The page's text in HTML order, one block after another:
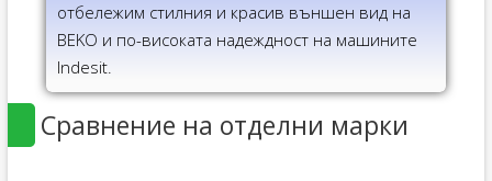
отбележим стилния и красив външен вид на
BEKO и по-високата надеждност на машините
Indesit.
Сравнение на отделни марки